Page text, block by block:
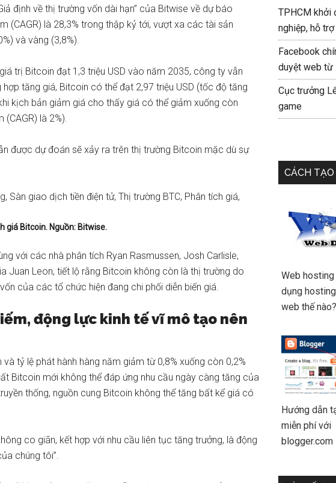
định về thị trường vốn dài hạn” của Bitwise về dự báo
(CAGR) là 28,3% trong thập kỷ tới, vượt xa các tài sản
và vàng (3,8%).
trị Bitcoin đạt 1,3 triệu USD vào năm 2035, công ty vẫn
tăng giá, Bitcoin có thể đạt 2,97 triệu USD (tốc độ tăng
kịch bản giảm giá cho thấy giá có thể giảm xuống còn
là 2%).
được dự đoán sẽ xảy ra trên thị trường Bitcoin mặc dù sự
giá Bitcoin. Nguồn: Bitwise.
với các nhà phân tích Ryan Rasmussen, Josh Carlisle,
Juan Leon, tiết lộ rằng Bitcoin không còn là thị trường do
của các tổ chức hiện đang chi phối diễn biến giá.
động lực kinh tế vĩ mô tạo nên
tỷ lệ phát hành hàng năm giảm từ 0,8% xuống còn 0,2%
Bitcoin mới không thể đáp ứng nhu cầu ngày càng tăng của
thống, nguồn cung Bitcoin không thể tăng bất kể giá có
co giãn, kết hợp với nhu cầu liên tục tăng trưởng, là động
chúng tôi”.
TPHCM khởi
nghiệp, hỗ
Facebook
duyệt web từ
Cục trưởng
game
CÁCH
Web
dụng
web thế nào?
Hướng dẫn
miễn phí với
blogger.com